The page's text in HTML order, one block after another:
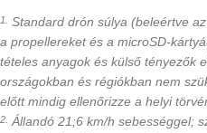
1.
Standard drón súlya (beleértve
a propellereket és a microSD-
tételes anyagok és külső tényezők
országokban és régiókban nem
előtt mindig ellenőrizze a helyi
2. Állandó 21;6 km/h sebességgel;